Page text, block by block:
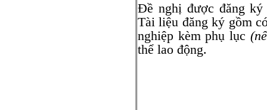
Đề nghị được đăng
Tài liệu đăng ký gồm
nghiệp kèm phụ lục
thể lao động.